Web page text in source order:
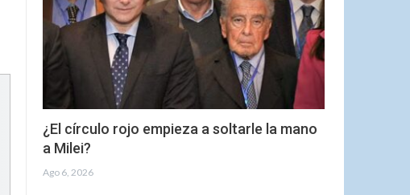
¿El círculo rojo empieza a soltarle la mano
a Milei?
Ago 6, 2026